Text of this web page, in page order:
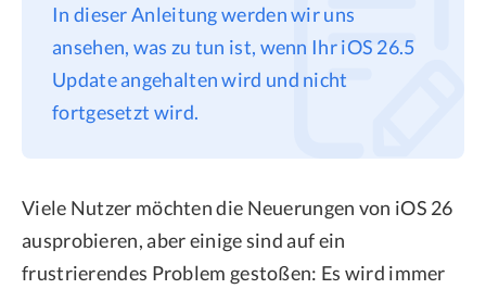
Datenschutz
Rechtliches
Refund Policy
In dieser Anleitung werden wir uns
ansehen, was zu tun ist, wenn Ihr iOS 26.5
Update angehalten wird und nicht
fortgesetzt wird.
Viele Nutzer möchten die Neuerungen von iOS 26
ausprobieren, aber einige sind auf ein
frustrierendes Problem gestoßen: Es wird immer